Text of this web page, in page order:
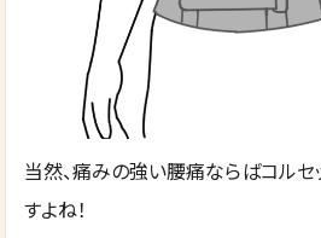
当然、痛みの強い腰痛ならばコル
すよね！